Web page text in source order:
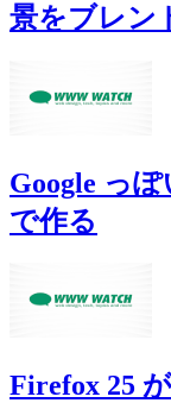
景をブレン
Google っ
で作る
Firefox 25